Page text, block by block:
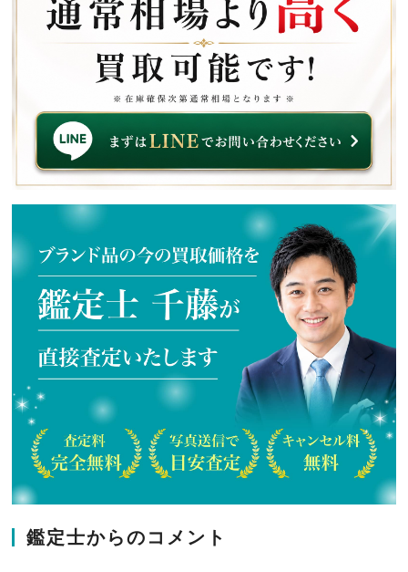
鑑定士からのコメント